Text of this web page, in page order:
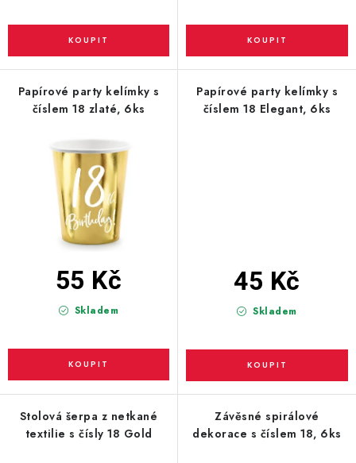
OSLAVA PODLE BAREV
ROZLUČKA SE SVOBODOU
STUHY A MAŠLE
SEZÓNNÍ SVÁTKY
VYSTŘELOVACÍ KONFETY
Obchodní podmínky
Podmínky ochrany osobních údajů
Papírové party kelímky s
číslem 18 zlaté, 6ks
Skladem
55 Kč
Papírové party kelímky s
číslem 18 Elegant, 6ks
Skladem
45 Kč
Stolová šerpa z netkané
textilie s čísly 18 Gold
Závěsné spirálové
dekorace s číslem 18, 6ks